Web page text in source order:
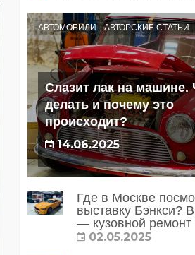
АВТОМОБИЛИ АВТОРСКИЕ СТАТЬИ
Слазит лак на машине.
делать и почему это
происходит?
14.06.2025
Где в Москве
выставку Бэнкси?
— кузовной
02.05.2025